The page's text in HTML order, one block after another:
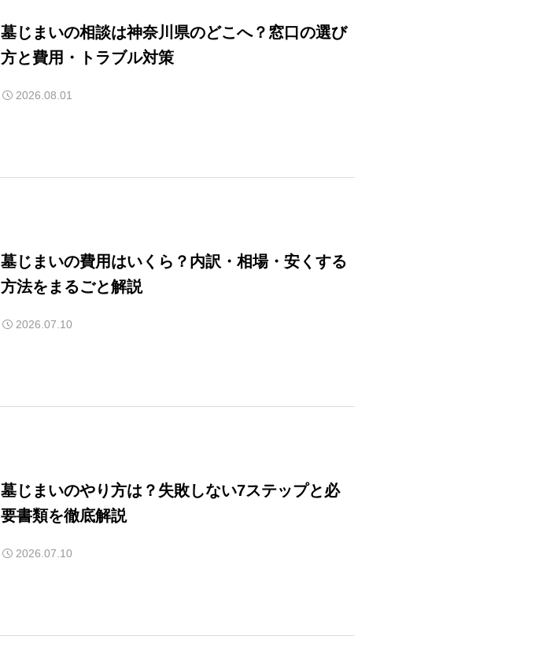
墓じまいの相談は神奈川県のどこへ？窓口の選び
方と費用・トラブル対策
2026.08.01
墓じまいの費用はいくら？内訳・相場・安くする
方法をまるごと解説
2026.07.10
墓じまいのやり方は？失敗しない7ステップと必
要書類を徹底解説
2026.07.10